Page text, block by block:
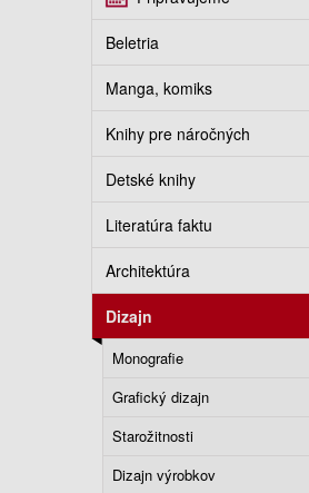
Beletria
Manga, komiks
Knihy pre náročných
Detské knihy
Literatúra faktu
Architektúra
Dizajn
Monografie
Grafický dizajn
Starožitnosti
Dizajn výrobkov